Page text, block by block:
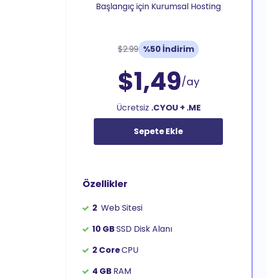
Başlangıç için Kurumsal Hosting
$2.99 %50 İndirim
$1,49/ay
Ücretsiz .CYOU + .ME
Sepete Ekle
Özellikler
2 Web Sitesi
10 GBSSD Disk Alanı
2 CoreCPU
4 GB RAM